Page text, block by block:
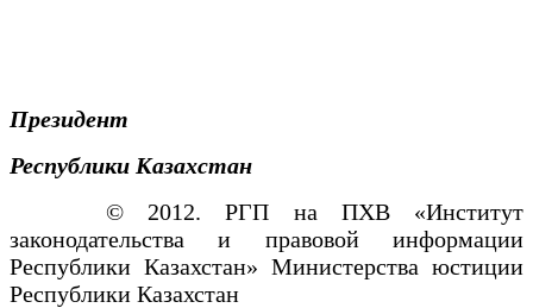
Президент
Республики Казахстан
© 2012. РГП на ПХВ «Институт
законодательства и правовой информации
Республики Казахстан» Министерства юстиции
Республики Казахстан